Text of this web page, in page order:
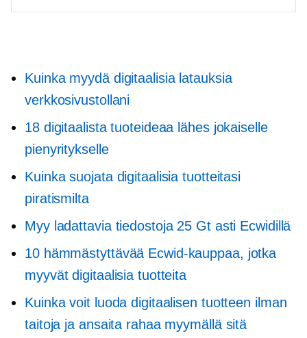
Kuinka myydä digitaalisia latauksia
verkkosivustollani
18 digitaalista tuoteideaa lähes jokaiselle
pienyritykselle
Kuinka suojata digitaalisia tuotteitasi
piratismilta
Myy ladattavia tiedostoja 25 Gt asti Ecwidillä
10 hämmästyttävää Ecwid-kauppaa, jotka
myyvät digitaalisia tuotteita
Kuinka voit luoda digitaalisen tuotteen ilman
taitoja ja ansaita rahaa myymällä sitä